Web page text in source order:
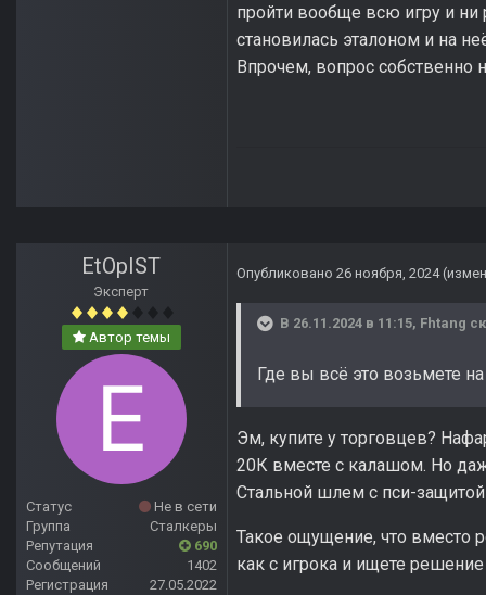
пройти вообще всю игру и ни
становилась эталоном и на
Впрочем, вопрос собственно
EtOpIST
Эксперт
Автор темы
Статус
Не в сети
Группа
Сталкеры
Репутация
690
Сообщений
1402
Регистрация
27.05.2022
Опубликовано 26 ноября, 2024
В 26.11.2024 в 11:15, Fhtang
Где вы всё это возьмете
Эм, купите у торговцев?
20К вместе с калашом. Но
Стальной шлем с пси-
Такое ощущение, что вместо
как с игрока и ищете